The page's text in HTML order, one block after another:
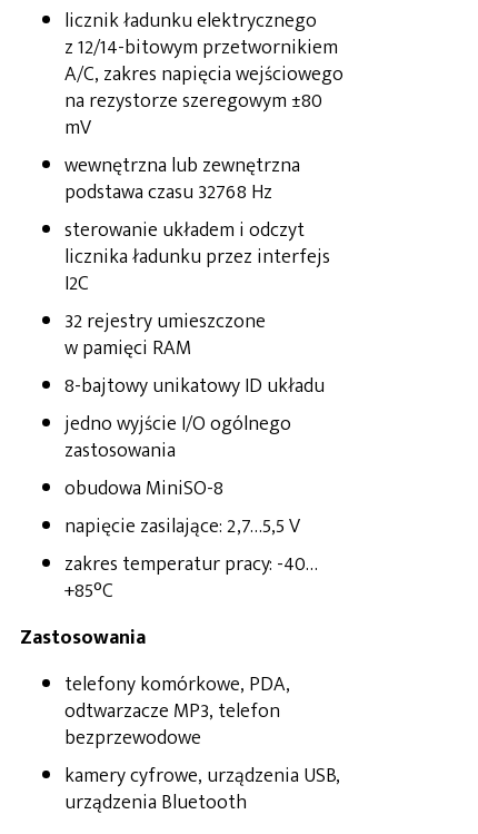
licznik ładunku elektrycznego
z 12/14-bitowym przetwornikiem
A/C, zakres napięcia wejściowego
na rezystorze szeregowym ±80
mV
wewnętrzna lub zewnętrzna
podstawa czasu 32768 Hz
sterowanie układem i odczyt
licznika ładunku przez interfejs
I2C
32 rejestry umieszczone
w pamięci RAM
8-bajtowy unikatowy ID układu
jedno wyjście I/O ogólnego
zastosowania
obudowa MiniSO-8
napięcie zasilające: 2,7…5,5 V
zakres temperatur pracy: -40…
+85°C
Zastosowania
telefony komórkowe, PDA,
odtwarzacze MP3, telefon
bezprzewodowe
kamery cyfrowe, urządzenia USB,
urządzenia Bluetooth